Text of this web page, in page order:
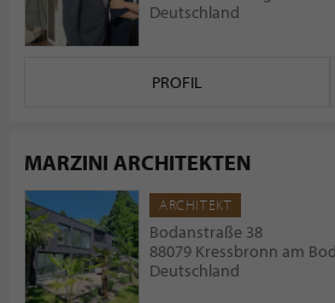
Deutschland
PROFIL
MARZINI ARCHITEKTEN
ARCHITEKT
Bodanstraße 38
88079 Kressbronn am
Deutschland